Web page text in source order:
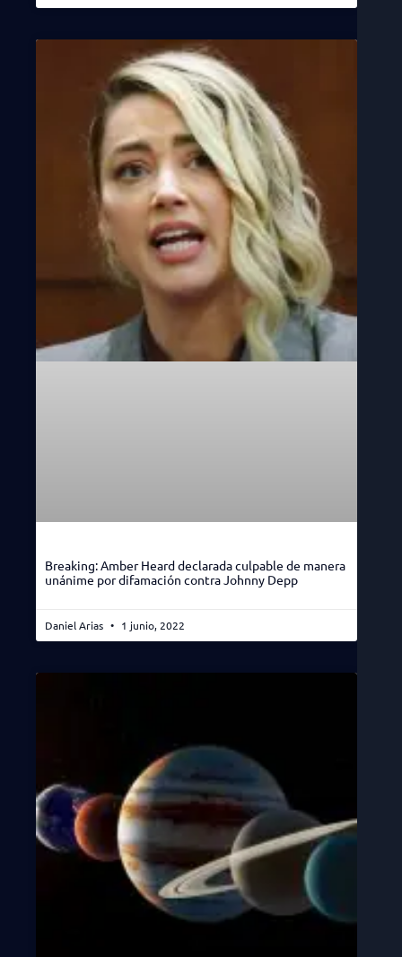
Breaking: Amber Heard declarada culpable de manera
unánime por difamación contra Johnny Depp
Daniel Arias 1 junio, 2022